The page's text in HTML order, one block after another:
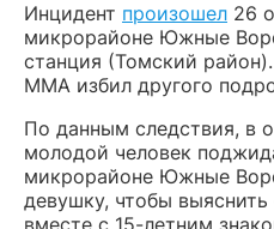
Инцидент произошел 26
микрорайоне Южные
станция (Томский
ММА избил другого
По данным следствия, в
молодой человек
микрорайоне Южные
девушку, чтобы